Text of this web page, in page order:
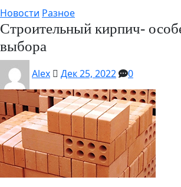
Новости Разное
Строительный кирпич-
выбора
Alex Дек 25, 2022 0